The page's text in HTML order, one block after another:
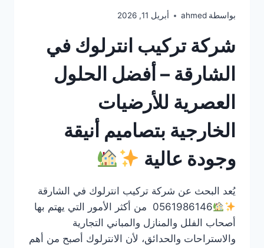
بواسطة ahmed أبريل 11, 2026
شركة تركيب انترلوك في
الشارقة – أفضل الحلول
العصرية للأرضيات
الخارجية بتصاميم أنيقة
وجودة عالية
يُعد البحث عن شركة تركيب انترلوك في الشارقة
0561986146 من أكثر الأمور التي يهتم بها
أصحاب الفلل والمنازل والمباني التجارية
والاستراحات والحدائق، لأن الانترلوك أصبح من أهم